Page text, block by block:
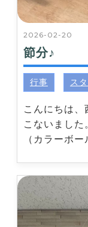
2026-02-20
節分♪
行事 ス
こんにちは
こないまし
（カラーボー